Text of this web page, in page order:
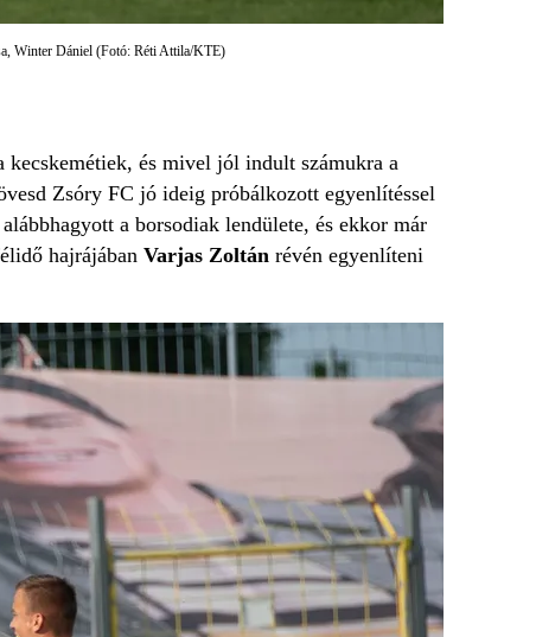
Winter Dániel (Fotó: Réti Attila/KTE)
kecskemétiek, és mivel jól indult számukra a
Zsóry FC jó ideig próbálkozott egyenlítéssel
a borsodiak lendülete, és ekkor már
hajrájában Varjas Zoltán révén egyenlíteni